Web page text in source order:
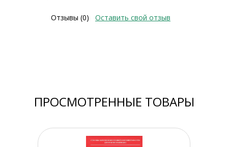
Отзывы (0) Оставить свой отзыв
ПРОСМОТРЕННЫЕ ТОВАРЫ